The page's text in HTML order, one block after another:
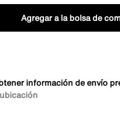
Agregar a la bolsa de
información de envío